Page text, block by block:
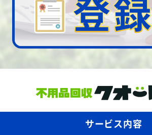
サービス内容